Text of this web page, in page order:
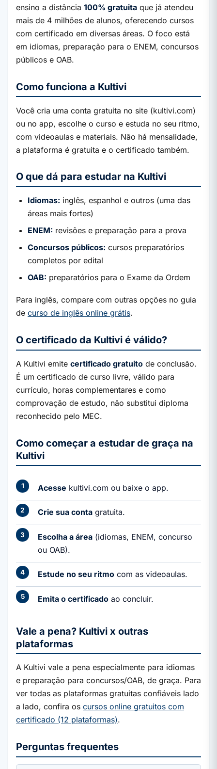
ensino a distância 100% gratuita que já atendeu
mais de 4 milhões de alunos, oferecendo cursos
com certificado em diversas áreas. O foco está
em idiomas, preparação para o ENEM, concursos
públicos e OAB.
Como funciona a Kultivi
Você cria uma conta gratuita no site (kultivi.com)
ou no app, escolhe o curso e estuda no seu ritmo,
com videoaulas e materiais. Não há mensalidade,
a plataforma é gratuita e o certificado também.
O que dá para estudar na Kultivi
Idiomas: inglês, espanhol e outros (uma das
áreas mais fortes)
ENEM: revisões e preparação para a prova
Concursos públicos: cursos preparatórios
completos por edital
OAB: preparatórios para o Exame da Ordem
Para inglês, compare com outras opções no guia
de curso de inglês online grátis.
O certificado da Kultivi é válido?
A Kultivi emite certificado gratuito de conclusão.
É um certificado de curso livre, válido para
currículo, horas complementares e como
comprovação de estudo, não substitui diploma
reconhecido pelo MEC.
Como começar a estudar de graça na
Kultivi
Acesse kultivi.com ou baixe o app.
Crie sua contagratuita.
Escolha a área(idiomas, ENEM, concurso
ou OAB).
Estude no seu ritmocom as videoaulas.
Emita o certificadoao concluir.
Vale a pena? Kultivi x outras
plataformas
A Kultivi vale a pena especialmente para idiomas
e preparação para concursos/OAB, de graça. Para
ver todas as plataformas gratuitas confiáveis lado
a lado, confira os cursos online gratuitos com
certificado (12 plataformas).
Perguntas frequentes